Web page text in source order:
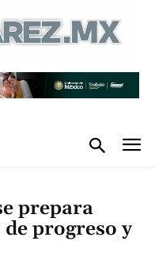
prepara
progreso y